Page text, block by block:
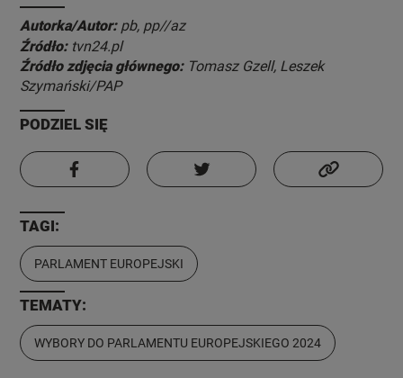
Autorka/Autor: pb, pp//az
Źródło: tvn24.pl
Źródło zdjęcia głównego: Tomasz Gzell, Leszek
Szymański/PAP
PODZIEL SIĘ
TAGI:
PARLAMENT EUROPEJSKI
TEMATY:
WYBORY DO PARLAMENTU EUROPEJSKIEGO 2024